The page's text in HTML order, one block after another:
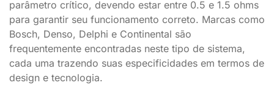
parâmetro crítico, devendo estar entre 0.5 e 1.5 ohms
para garantir seu funcionamento correto. Marcas como
Bosch, Denso, Delphi e Continental são
frequentemente encontradas neste tipo de sistema,
cada uma trazendo suas especificidades em termos de
design e tecnologia.